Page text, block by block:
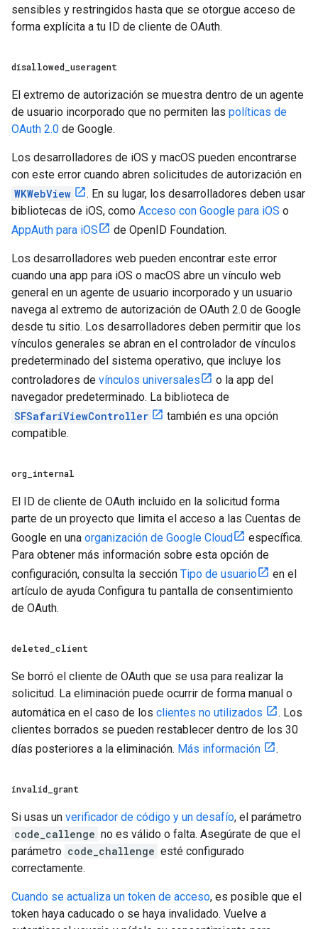
sensibles y restringidos hasta que se otorgue acceso de
forma explícita a tu ID de cliente de OAuth.
disallowed useragent
El extremo de autorización se muestra dentro de un agente
de usuario incorporado que no permiten las políticas de
OAuth 2.0 de Google.
Los desarrolladores de iOS y macOS pueden encontrarse
con este error cuando abren solicitudes de autorización en
WKWebView
. En su lugar, los desarrolladores deben usar
bibliotecas de iOS, como Acceso con Google para iOS o
AppAuth para iOS
de OpenID Foundation.
Los desarrolladores web pueden encontrar este error
cuando una app para iOS o macOS abre un vínculo web
general en un agente de usuario incorporado y un usuario
navega al extremo de autorización de OAuth 2.0 de Google
desde tu sitio. Los desarrolladores deben permitir que los
vínculos generales se abran en el controlador de vínculos
predeterminado del sistema operativo, que incluye los
controladores de vínculos universales
o la app del
navegador predeterminado. La biblioteca de
SFSafariViewController
también es una opción
compatible.
org internal
El ID de cliente de OAuth incluido en la solicitud forma
parte de un proyecto que limita el acceso a las Cuentas de
Google en una organización de Google Cloud
específica.
Para obtener más información sobre esta opción de
configuración, consulta la sección Tipo de usuario
en el
artículo de ayuda Configura tu pantalla de consentimiento
de OAuth.
deleted client
Se borró el cliente de OAuth que se usa para realizar la
solicitud. La eliminación puede ocurrir de forma manual o
automática en el caso de los clientes no utilizados
. Los
clientes borrados se pueden restablecer dentro de los 30
días posteriores a la eliminación. Más información .
invalid grant
Si usas un verificador de código y un desafío, el parámetro
code_callenge no es válido o falta. Asegúrate de que el
parámetro code_challenge esté configurado
correctamente.
Cuando se actualiza un token de acceso, es posible que el
token haya caducado o se haya invalidado. Vuelve a